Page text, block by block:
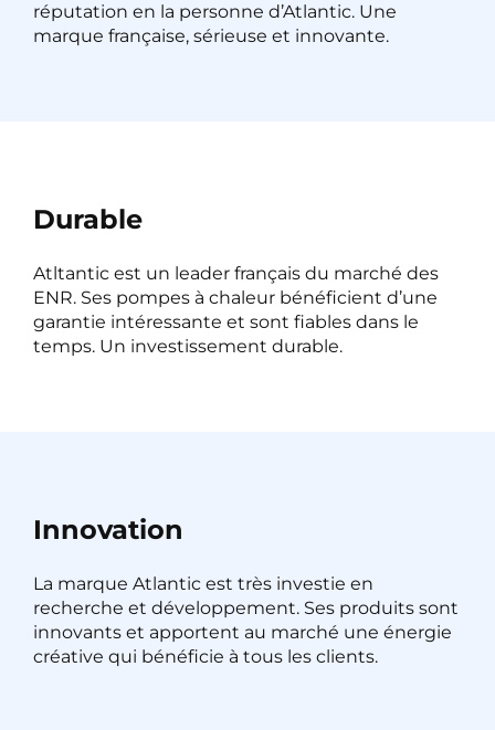
réputation en la personne d’Atlantic. Une
marque française, sérieuse et innovante.
Durable
Atltantic est un leader français du marché des
ENR. Ses pompes à chaleur bénéficient d’une
garantie intéressante et sont fiables dans le
temps. Un investissement durable.
Innovation
La marque Atlantic est très investie en
recherche et développement. Ses produits sont
innovants et apportent au marché une énergie
créative qui bénéficie à tous les clients.